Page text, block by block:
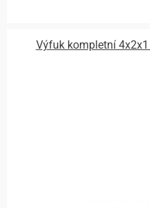
Výfuk kompletní 4x2x1